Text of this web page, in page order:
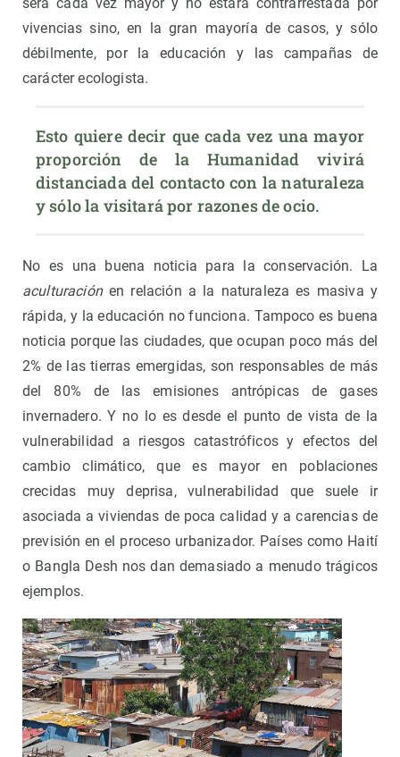
vivencias sino, en la gran mayoría de casos, y sólo
débilmente, por la educación y las campañas de
carácter ecologista.
Esto quiere decir que cada vez una mayor
proporción de la Humanidad vivirá
distanciada del contacto con la naturaleza
y sólo la visitará por razones de ocio.
No es una buena noticia para la conservación. La
aculturaciónen relación a la naturaleza es masiva y
rápida, y la educación no funciona. Tampoco es buena
noticia porque las ciudades, que ocupan poco más del
2% de las tierras emergidas, son responsables de más
del 80% de las emisiones antrópicas de gases
invernadero. Y no lo es desde el punto de vista de la
vulnerabilidad a riesgos catastróficos y efectos del
cambio climático, que es mayor en poblaciones
crecidas muy deprisa, vulnerabilidad que suele ir
asociada a viviendas de poca calidad y a carencias de
previsión en el proceso urbanizador. Países como Haití
o Bangla Desh nos dan demasiado a menudo trágicos
ejemplos.